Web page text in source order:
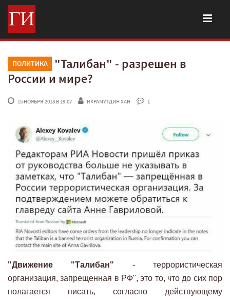
ПОЛИТИКА
"Талибан" - разрешен в
России и мире?
15 НОЯБРЯ'2018 В 19:07 ИКРАМУТДИН ХАН 1
"Движение "Талибан" - террористическая
организация, запрещенная в РФ", это то, что до сих пор
полагается писать, согласно действующему